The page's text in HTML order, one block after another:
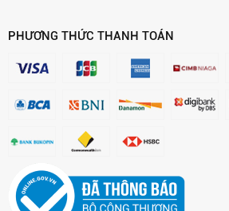
PHƯƠNG THỨC THANH TOÁN